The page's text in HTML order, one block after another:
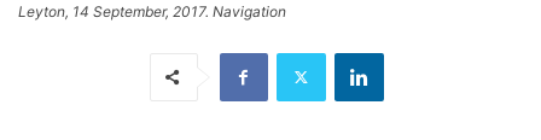
Leyton, 14 September, 2017. Navigation